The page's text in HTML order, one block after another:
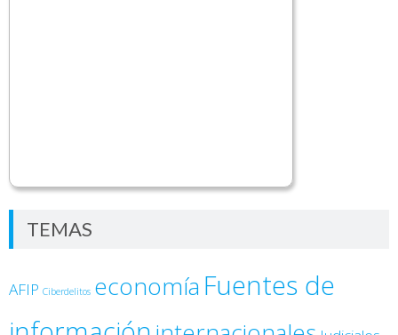
TEMAS
AFIP Ciberdelitos economía Fuentes de